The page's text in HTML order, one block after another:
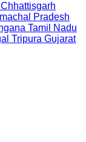
Chhattisgarh
Pradesh
Tamil Nadu
Tripura Gujarat